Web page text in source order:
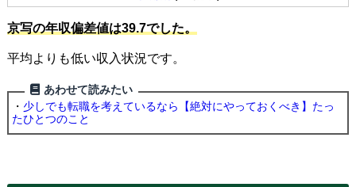
京写の年収偏差値は39.7でした。
平均よりも低い収入状況です。
あわせて読みたい
・ 少しでも転職を考えているなら【絶対にやっておくべき】たっ
たひとつのこと